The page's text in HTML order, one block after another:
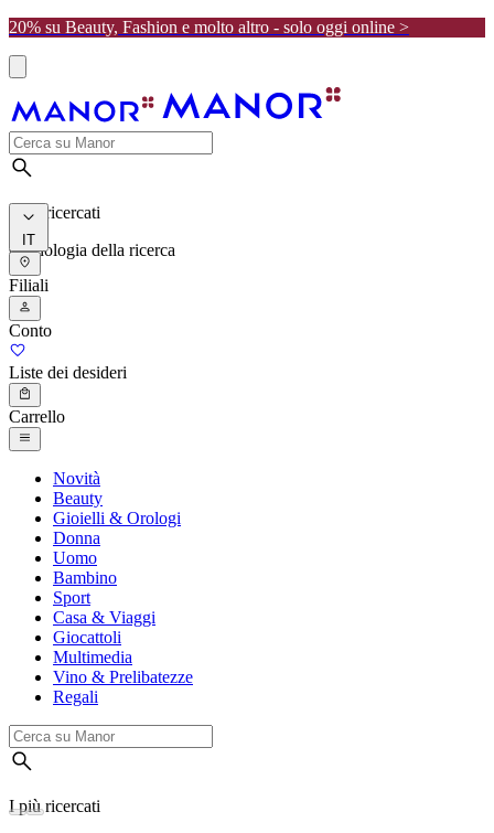
20% su Beauty, Fashion e molto altro - solo oggi online >
I più ricercati
Cronologia della ricerca
IT
Filiali
Conto
Liste dei desideri
Carrello
Novità
Beauty
Gioielli & Orologi
Donna
Uomo
Bambino
Sport
Casa & Viaggi
Giocattoli
Multimedia
Vino & Prelibatezze
Regali
I più ricercati